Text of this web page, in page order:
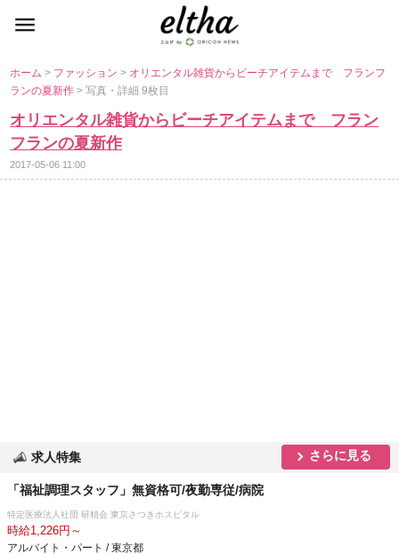
ホーム> ファッション> オリエンタル雑貨からビーチアイテムまで フランフ
ランの夏新作> 写真・詳細 9枚目
オリエンタル雑貨からビーチアイテムまで フラン
フランの夏新作
2017-05-06 11:00
求人特集 さらに見る
「福祉調理スタッフ」無資格可/夜勤専従/病院
特定医療法人社団 研精会 東京さつきホスピタル
時給1,226円～
アルバイト・パート / 東京都